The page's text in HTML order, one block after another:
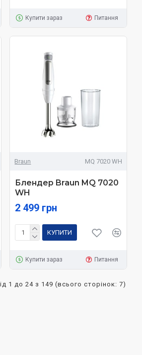
Купити зараз Питання
Braun MQ 7020 WH
Блендер Braun MQ 7020
WH
2 499 грн
КУПИТИ
Купити зараз Питання
1 до 24 з 149 (всього сторінок: 7)